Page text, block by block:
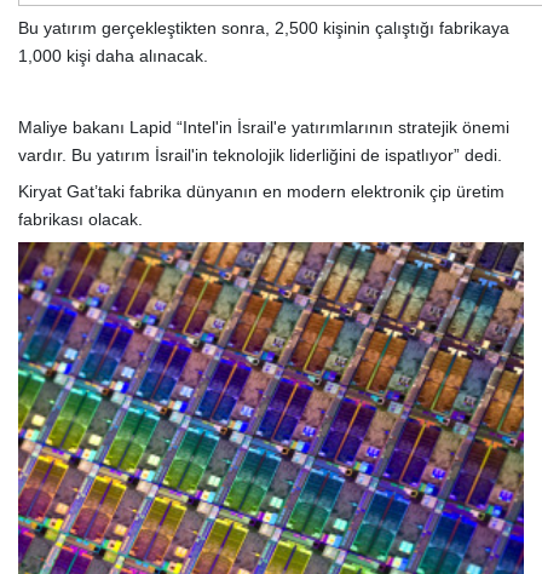
Bu yatırım gerçekleştikten sonra, 2,500 kişinin çalıştığı fabrikaya
1,000 kişi daha alınacak.
Maliye bakanı Lapid “Intel'in İsrail'e yatırımlarının stratejik önemi
vardır. Bu yatırım İsrail'in teknolojik liderliğini de ispatlıyor” dedi.
Kiryat Gat’taki fabrika dünyanın en modern elektronik çip üretim
fabrikası olacak.